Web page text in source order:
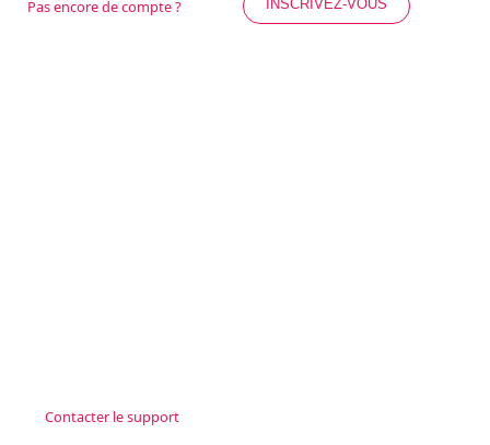
Pas encore de compte ? INSCRIVEZ-VOUS
Contacter le support